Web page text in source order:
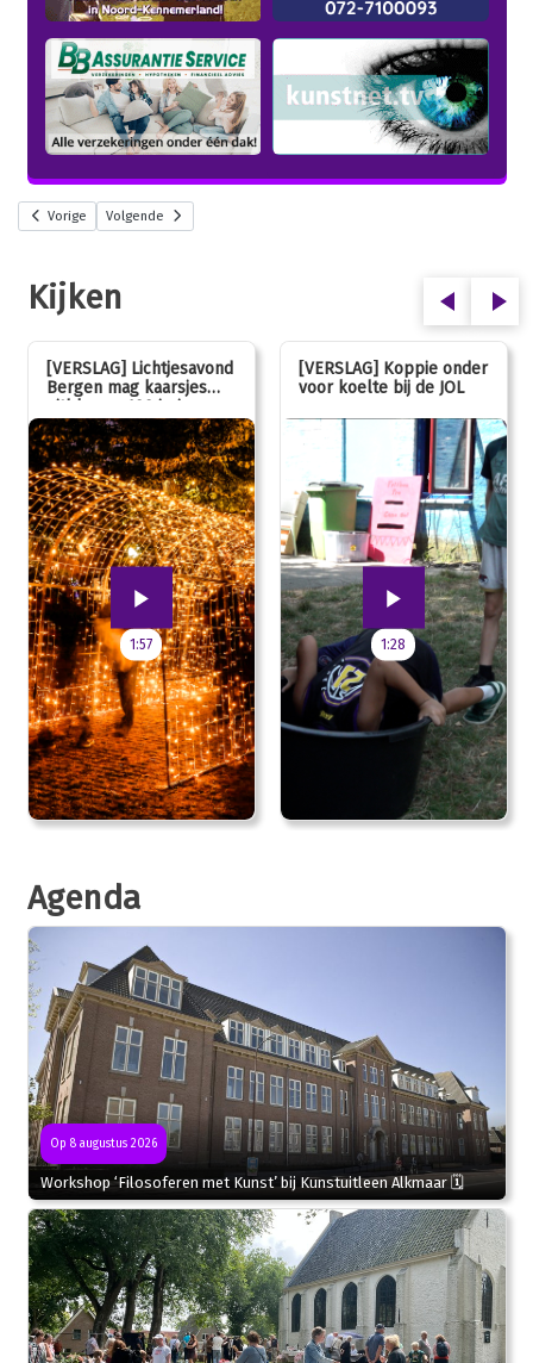
Vorige Volgende
Kijken
[VERSLAG] Lichtjesavond
Bergen mag kaarsjes
uitblazen: 100 jarig
jubileum!
1:57
[VERSLAG] Koppie onder
voor koelte bij de JOL
1:28
Agenda
Op 8 augustus 2026
Workshop ‘Filosoferen met Kunst’ bij Kunstuitleen Alkmaar 🗓